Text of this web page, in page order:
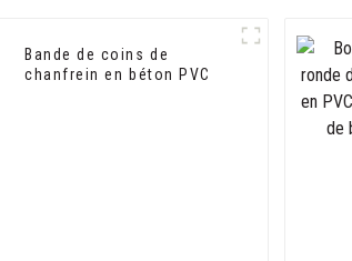
Bande de coins de
chanfrein en béton PVC